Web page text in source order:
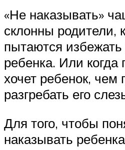
«Не наказывать»
склонны родители,
пытаются избежать
ребенка. Или когда
хочет ребенок, чем
разгребать его
Для того, чтобы
наказывать